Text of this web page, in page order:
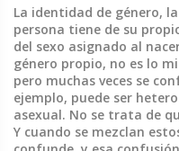
La identidad de género,
persona tiene de su
del sexo asignado al
género propio, no es lo
pero muchas veces se
ejemplo, puede ser
asexual. No se trata de
Y cuando se mezclan